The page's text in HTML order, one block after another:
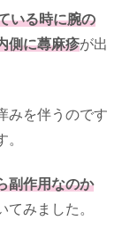
いる時に腕の
側に蕁麻疹が出
みを伴うのです
副作用なのか
みました。